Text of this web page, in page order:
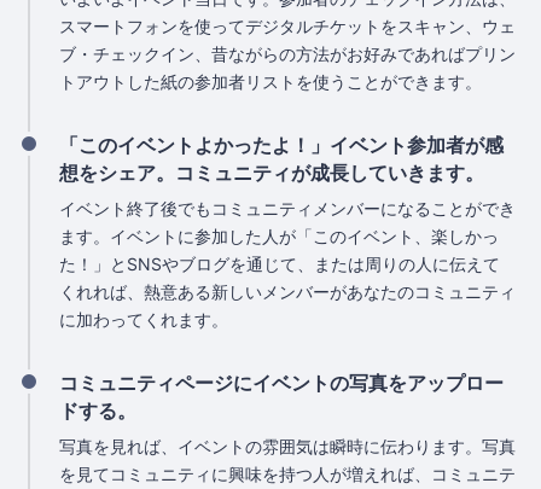
スマートフォンを使ってデジタルチケットをスキャン、ウェ
ブ・チェックイン、昔ながらの方法がお好みであればプリン
トアウトした紙の参加者リストを使うことができます。
「このイベントよかったよ！」イベント参加者が感
想をシェア。コミュニティが成長していきます。
イベント終了後でもコミュニティメンバーになることができ
ます。イベントに参加した人が「このイベント、楽しかっ
た！」とSNSやブログを通じて、または周りの人に伝えて
くれれば、熱意ある新しいメンバーがあなたのコミュニティ
に加わってくれます。
コミュニティページにイベントの写真をアップロー
ドする。
写真を見れば、イベントの雰囲気は瞬時に伝わります。写真
を見てコミュニティに興味を持つ人が増えれば、コミュニテ